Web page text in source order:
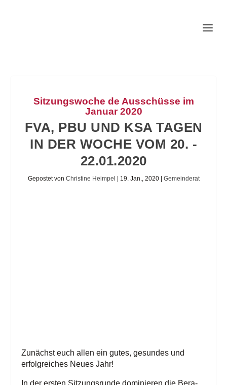
Sitzungswoche de Ausschüsse im
Januar 2020
FVA, PBU UND KSA TAGEN
IN DER WOCHE VOM 20. -
22.01.2020
Gepostet von Christine Heimpel 19. Jan., 2020| Gemeinderat
Zunächst euch allen ein gutes, gesun­des und
erfolg­rei­ches Neu­es Jahr!